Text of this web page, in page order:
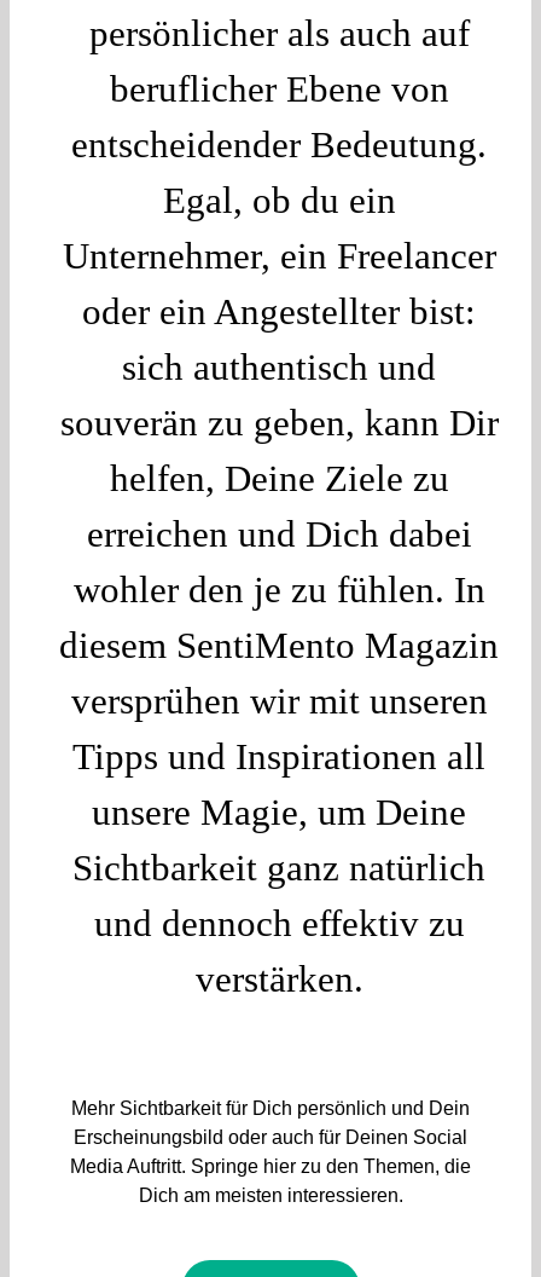
persönlicher als auch auf
beruflicher Ebene von
entscheidender Bedeutung.
Egal, ob du ein
Unternehmer, ein Freelancer
oder ein Angestellter bist:
sich authentisch und
souverän zu geben, kann Dir
helfen, Deine Ziele zu
erreichen und Dich dabei
wohler den je zu fühlen. In
diesem SentiMento Magazin
versprühen wir mit unseren
Tipps und Inspirationen all
unsere Magie, um Deine
Sichtbarkeit ganz natürlich
und dennoch effektiv zu
verstärken.
Mehr Sichtbarkeit für Dich persönlich und Dein
Erscheinungsbild oder auch für Deinen Social
Media Auftritt. Springe hier zu den Themen, die
Dich am meisten interessieren.